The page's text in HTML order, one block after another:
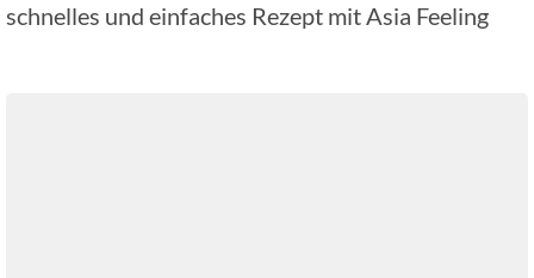
schnelles und einfaches Rezept mit Asia Feeling